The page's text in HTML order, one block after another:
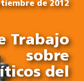
de 2012
Trabajo
sobre
del